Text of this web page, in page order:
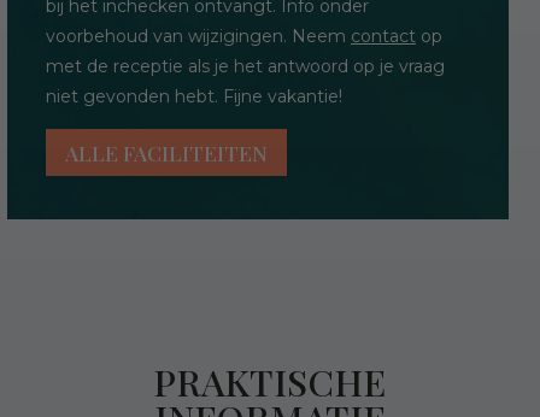
bij het inchecken ontvangt. Info onder
voorbehoud van wijzigingen. Neem contact op
met de receptie als je het antwoord op je vraag
niet gevonden hebt. Fijne vakantie!
ALLE FACILITEITEN
PRAKTISCHE